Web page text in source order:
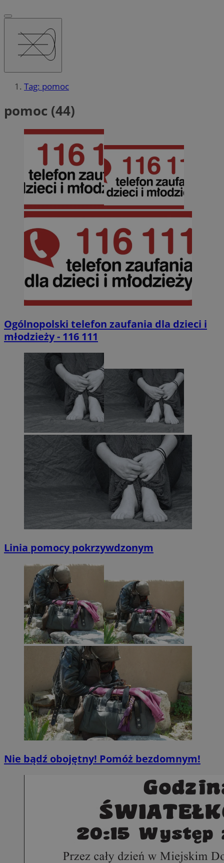
Tag: pomoc
pomoc (44)
Ogólnopolski telefon zaufania dla dzieci i
młodzieży - 116 111
Linia pomocy pokrzywdzonym
Nie bądź obojętny! Pomóż bezdomnym!